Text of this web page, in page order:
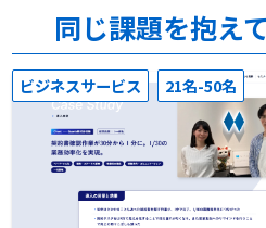
同じ課題を抱え
ビジネスサービス 21名-50名